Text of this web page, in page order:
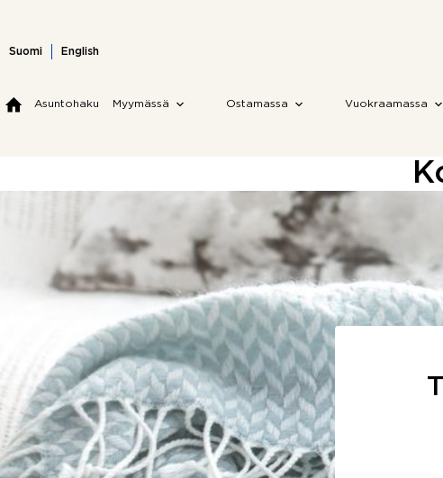
content
Suomi English
Asuntohaku Myymässä Ostamassa Vuokraamassa